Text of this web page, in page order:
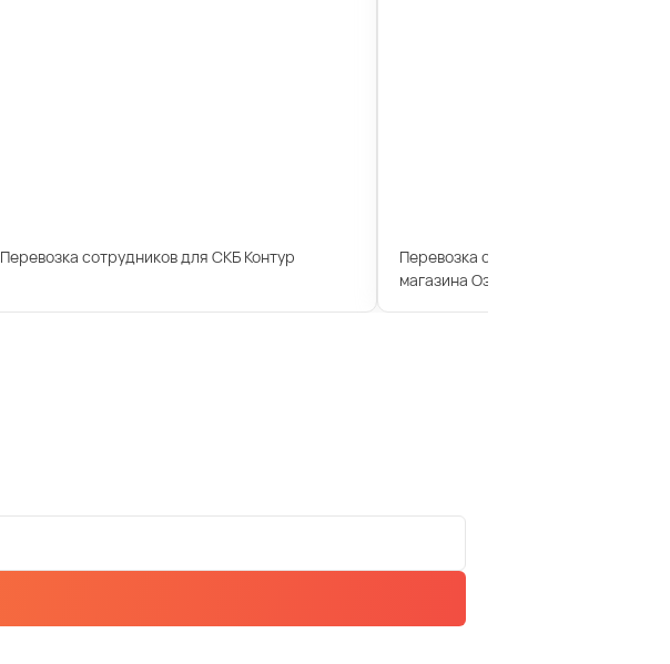
Перевозка сотрудников для СКБ Контур
Перевозка сотрудников для
магазина Озон